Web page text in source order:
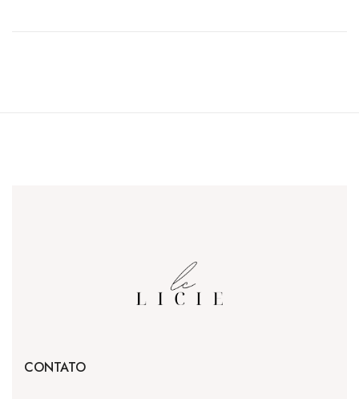
CONTATO